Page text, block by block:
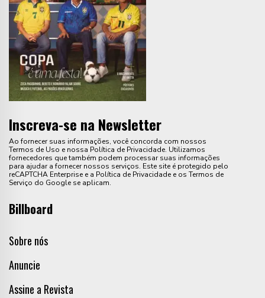
Inscreva-se na Newsletter
Ao fornecer suas informações, você concorda com nossos
Termos de Uso e nossa Política de Privacidade. Utilizamos
fornecedores que também podem processar suas informações
para ajudar a fornecer nossos serviços. Este site é protegido pelo
reCAPTCHA Enterprise e a Política de Privacidade e os Termos de
Serviço do Google se aplicam.
Billboard
Sobre nós
Anuncie
Assine a Revista